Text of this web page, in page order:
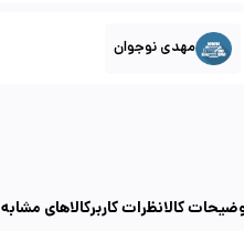
مهدی نوجوان
کالانظرات کاربرکالاهای مشابه